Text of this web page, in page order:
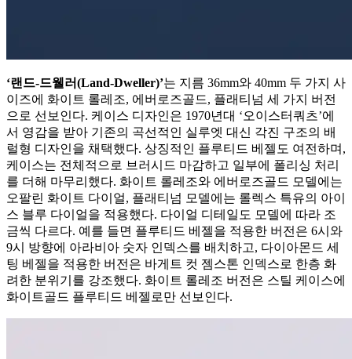
‘랜드-드웰러(Land-Dweller)’는 지름 36mm와 40mm 두 가지 사
이즈에 화이트 롤레조, 에버로즈골드, 플래티넘 세 가지 버전
으로 선보인다. 케이스 디자인은 1970년대 ‘오이스터쿼츠’에
서 영감을 받아 기존의 곡선적인 실루엣 대신 각진 구조의 배
럴형 디자인을 채택했다. 상징적인 플루티드 베젤도 여전하며,
케이스는 전체적으로 브러시드 마감하고 일부에 폴리싱 처리
를 더해 마무리했다. 화이트 롤레조와 에버로즈골드 모델에는
오팔린 화이트 다이얼, 플래티넘 모델에는 롤렉스 특유의 아이
스 블루 다이얼을 적용했다. 다이얼 디테일도 모델에 따라 조
금씩 다르다. 예를 들면 플루티드 베젤을 적용한 버전은 6시와
9시 방향에 아라비아 숫자 인덱스를 배치하고, 다이아몬드 세
팅 베젤을 적용한 버전은 바게트 컷 젬스톤 인덱스로 한층 화
려한 분위기를 강조했다. 화이트 롤레조 버전은 스틸 케이스에
화이트골드 플루티드 베젤로만 선보인다.